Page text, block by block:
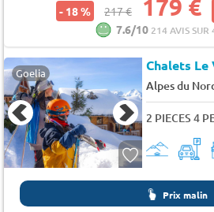
- 18 % 217 € 179 €
7.6/10 214 AVIS SUR
Goelia Chalets
Alpes du
2 PIECES 4
Prix malin